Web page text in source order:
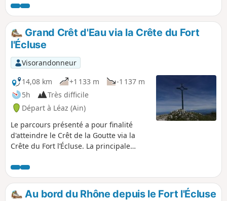
jolis points de vue. Le retour s'effectue
au pied de la montagne, du côté Est,
avec de jolis panoramas. La principale
difficulté rencontrée est la distance à
parcourir.
Grand Crêt d'Eau via la Crête du Fort
l'Écluse
Visorandonneur
14,08 km
+1 133 m
-1 137 m
5h
Très difficile
Départ à Léaz (Ain)
Le parcours présenté a pour finalité
d'atteindre le Crêt de la Goutte via la
Crête du Fort l’Écluse. La principale
d'ascension ; la pente est plutôt abrupte
jusqu'au pylône de ligne haute tension
Rouge et Blanc, et par moment à l'aide
Au bord du Rhône depuis le Fort l'Écluse